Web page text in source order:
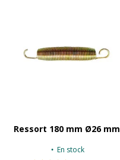
Ressort 180 mm Ø26 mm
En stock